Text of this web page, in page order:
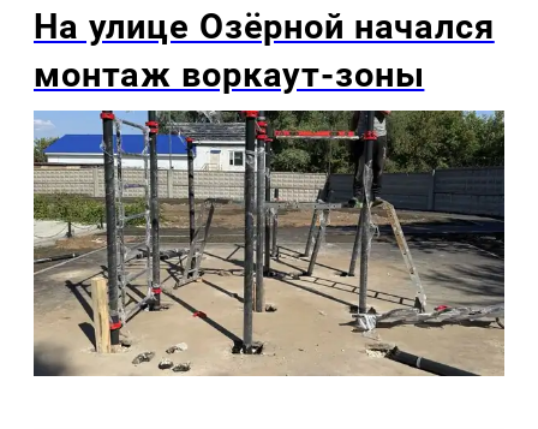
На улице Озëрной начался
монтаж воркаут-зоны